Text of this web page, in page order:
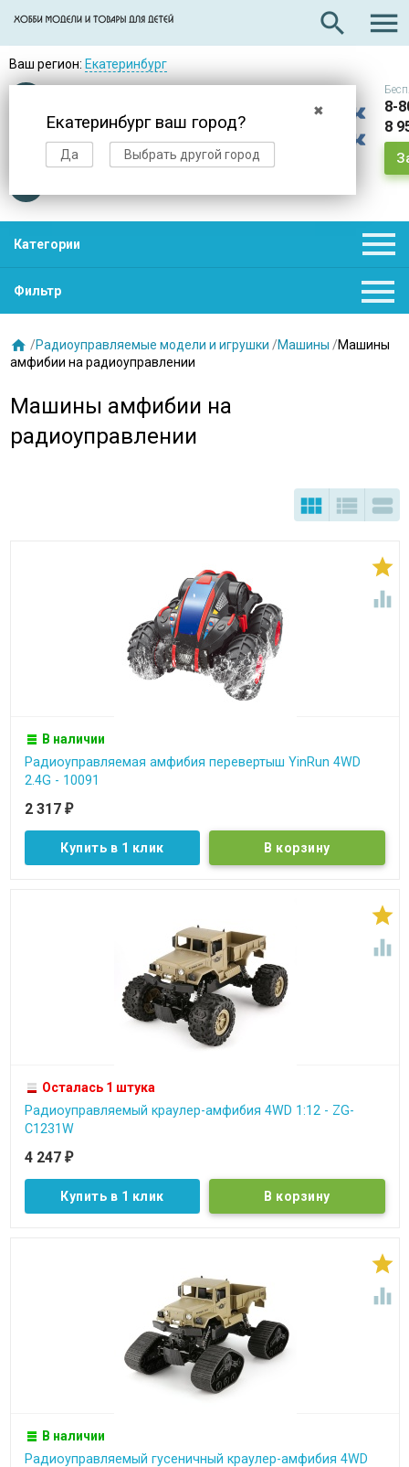
search 
Ваш регион: Екатеринбург
✖
Екатеринбург ваш город?
Да Выбрать другой город
Доставкав день заказа
8-
8
Категории 
Фильтр 
 /Радиоуправляемые модели и игрушки /Машины /Машины
амфибии на радиоуправлении
Машины амфибии на
радиоуправлении
  


В наличии
Радиоуправляемая амфибия перевертыш YinRun 4WD
2.4G - 10091
2 317 ₽
Купить в 1 клик


Осталась 1 штука
Радиоуправляемый краулер-амфибия 4WD 1:12 - ZG-
C1231W
4 247 ₽
Купить в 1 клик


В наличии
Радиоуправляемый гусеничный краулер-амфибия 4WD